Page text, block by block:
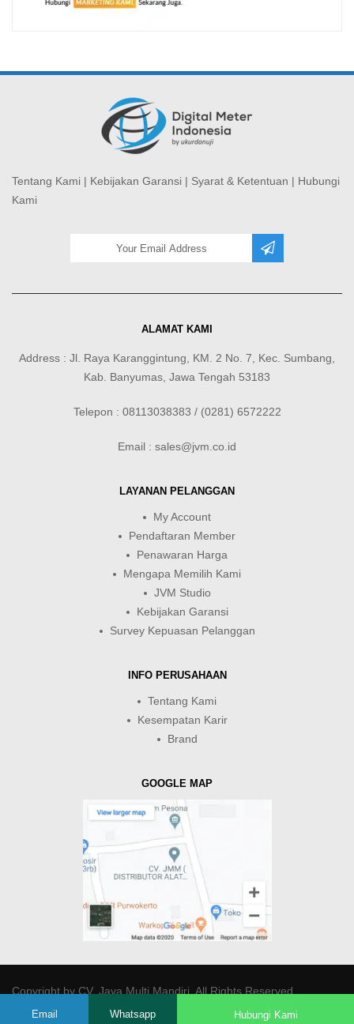
Tentang Kami | Kebijakan Garansi | Syarat & Ketentuan | Hubungi
Kami
ALAMAT KAMI
Address : Jl. Raya Karanggintung, KM. 2 No. 7, Kec. Sumbang,
Kab. Banyumas, Jawa Tengah 53183
Telepon : 08113038383 / (0281) 6572222
Email : sales@jvm.co.id
LAYANAN PELANGGAN
My Account
Pendaftaran Member
Penawaran Harga
Mengapa Memilih Kami
JVM Studio
Kebijakan Garansi
Survey Kepuasan Pelanggan
INFO PERUSAHAAN
Tentang Kami
Kesempatan Karir
Brand
GOOGLE MAP
Copyright byCV. Java Multi Mandiri. All Rights Reserved.
Email Whatsapp Hubungi Kami